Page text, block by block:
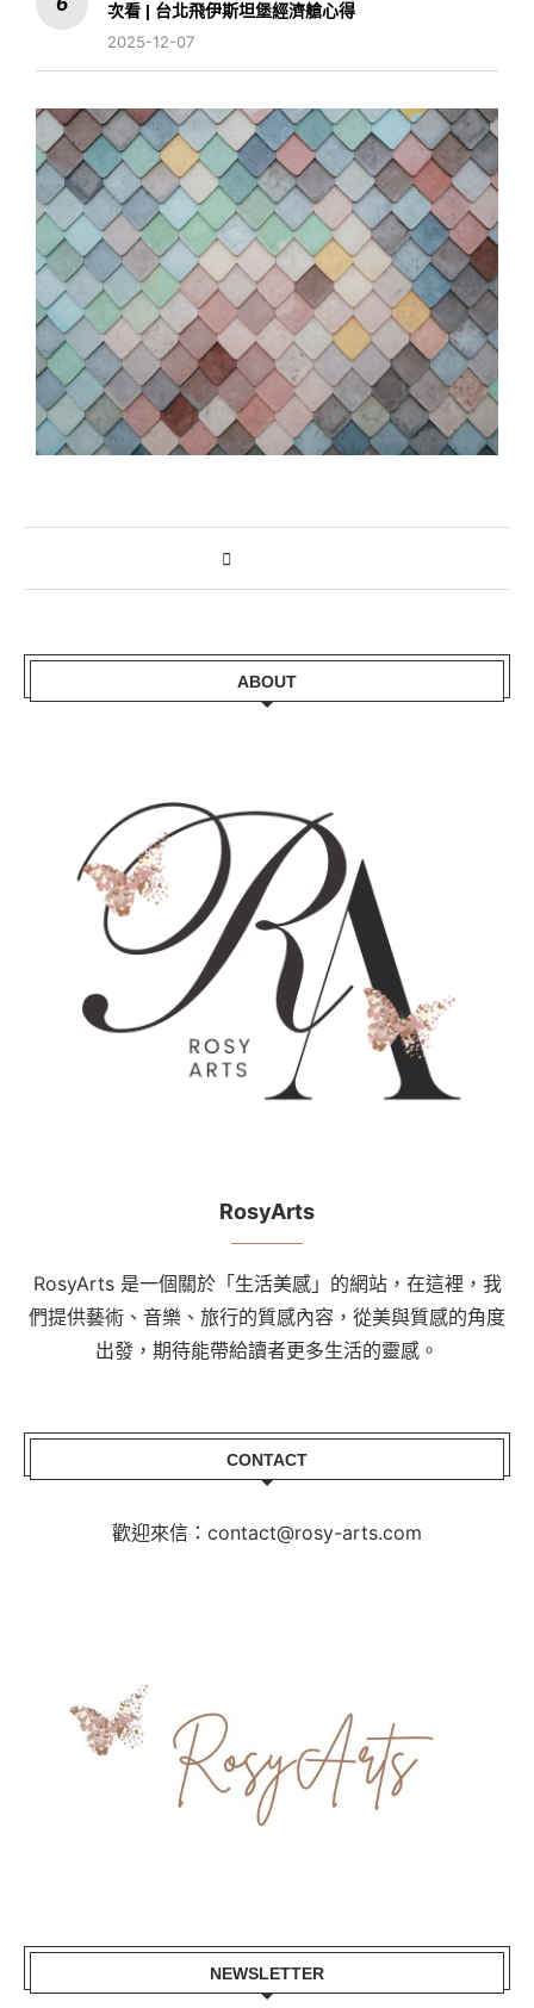
次看 | 台北飛伊斯坦堡經濟艙心得
2025-12-07
ABOUT
RosyArts
RosyArts 是一個關於「生活美感」的網站，在這裡，我
們提供藝術、音樂、旅行的質感內容，從美與質感的角度
出發，期待能帶給讀者更多生活的靈感。
CONTACT
歡迎來信：contact@rosy-arts.com
NEWSLETTER